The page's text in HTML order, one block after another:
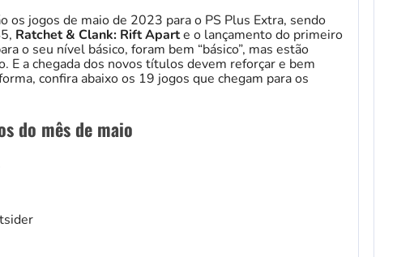
os jogos de maio de 2023 para o PS Plus Extra, sendo
Ratchet & Clank: Rift Aparte o lançamento do primeiro
o seu nível básico, foram bem “básico”, mas estão
E a chegada dos novos títulos devem reforçar e bem
confira abaixo os 19 jogos que chegam para os
do mês de maio